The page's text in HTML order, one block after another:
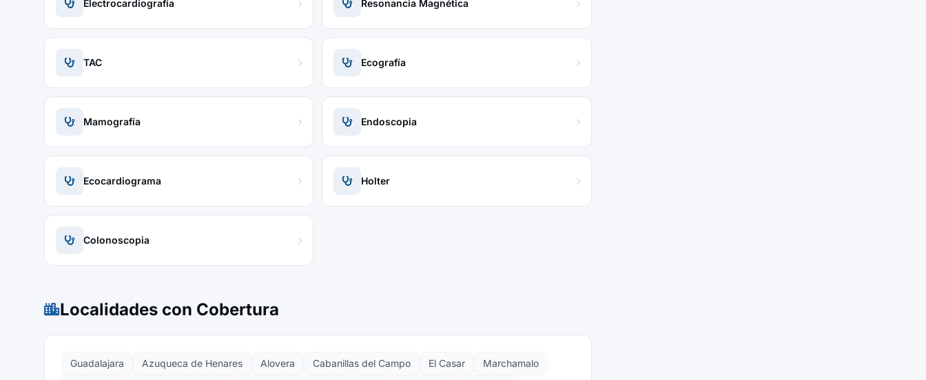
Electrocardiografía Resonancia Magnética
TAC Ecografía
Mamografía Endoscopia
Ecocardiograma Holter
Colonoscopia
Localidades con Cobertura
Guadalajara Azuqueca de Henares Alovera Cabanillas del Campo El Casar
Marchamalo